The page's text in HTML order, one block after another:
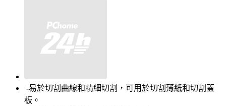
-易於切割曲線和精細切割，可用於切割薄紙和切割蓋
板。